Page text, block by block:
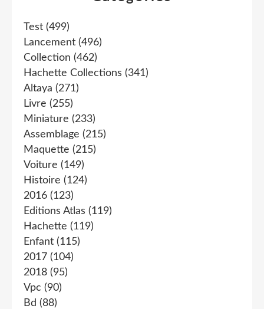
Test (499)
Lancement (496)
Collection (462)
Hachette Collections (341)
Altaya (271)
Livre (255)
Miniature (233)
Assemblage (215)
Maquette (215)
Voiture (149)
Histoire (124)
2016 (123)
Editions Atlas (119)
Hachette (119)
Enfant (115)
2017 (104)
2018 (95)
Vpc (90)
Bd (88)